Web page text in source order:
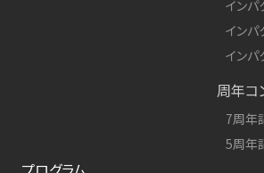
インパ
インパ
インパ
周年コ
7周年
5周年